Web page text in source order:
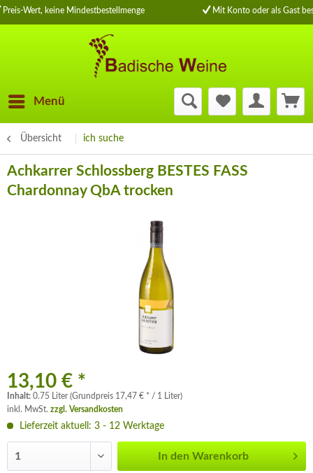
Preis-Wert, keine Mindestbestellmenge Mit Konto oder als Gast
Menü
Übersicht ich suche
Achkarrer Schlossberg BESTES FASS
Chardonnay QbA trocken
13,10 € *
Inhalt: 0.75 Liter (Grundpreis 17,47 € * / 1 Liter)
inkl. MwSt. zzgl. Versandkosten
Lieferzeit aktuell: 3 - 12 Werktage
In den Warenkorb